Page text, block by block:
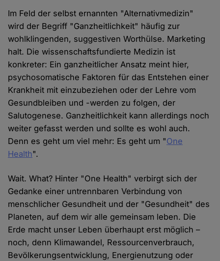
Im Feld der selbst ernannten "Alternativmedizin"
wird der Begriff "Ganzheitlichkeit" häufig zur
wohlklingenden, suggestiven Worthülse. Marketing
halt. Die wissenschaftsfundierte Medizin ist
konkreter: Ein ganzheitlicher Ansatz meint hier,
psychosomatische Faktoren für das Entstehen einer
Krankheit mit einzubeziehen oder der Lehre vom
Gesundbleiben und -werden zu folgen, der
Salutogenese. Ganzheitlichkeit kann allerdings noch
weiter gefasst werden und sollte es wohl auch.
Denn es geht um viel mehr: Es geht um "One
Health".
Wait. What? Hinter "One Health" verbirgt sich der
Gedanke einer untrennbaren Verbindung von
menschlicher Gesundheit und der "Gesundheit" des
Planeten, auf dem wir alle gemeinsam leben. Die
Erde macht unser Leben überhaupt erst möglich –
noch, denn Klimawandel, Ressourcenverbrauch,
Bevölkerungsentwicklung, Energienutzung oder